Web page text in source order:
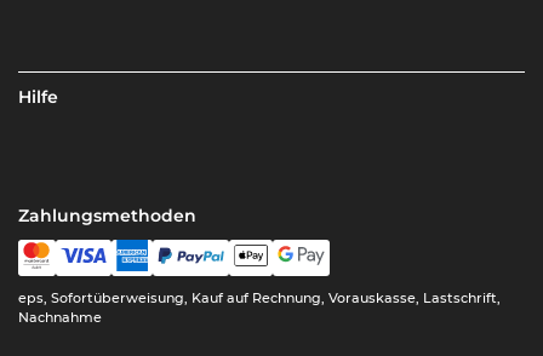
Hilfe
Zahlungsmethoden
eps, Sofortüberweisung, Kauf auf Rechnung, Vorauskasse, Lastschrift,
Nachnahme